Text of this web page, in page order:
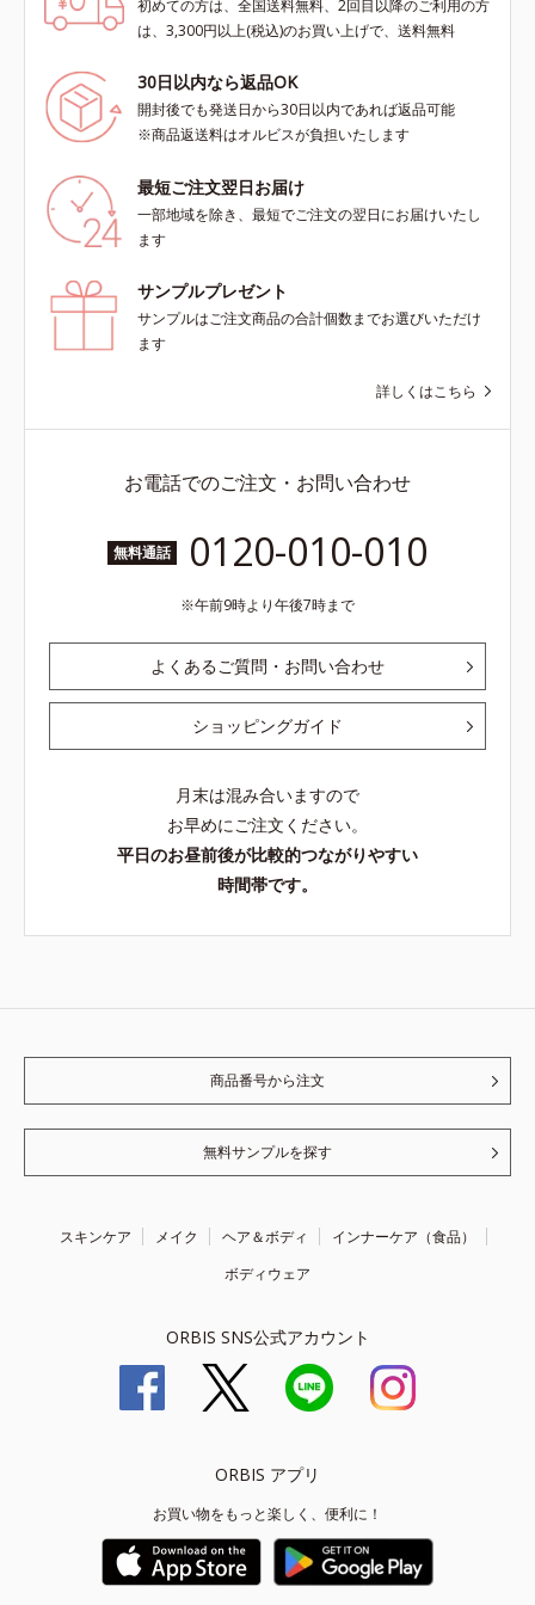
初めての方は、全国送料無料、2回目以降のご利用の方
は、3,300円以上(税込)のお買い上げで、送料無料
30日以内なら返品OK
開封後でも発送日から30日以内であれば返品可能
※商品返送料はオルビスが負担いたします
最短ご注文翌日お届け
一部地域を除き、最短でご注文の翌日にお届けいたし
ます
サンプルプレゼント
サンプルはご注文商品の合計個数までお選びいただけ
ます
詳しくはこちら
お電話でのご注文・お問い合わせ
無料通話 0120-010-010
午前9時より午後7時まで
よくあるご質問・お問い合わせ
ショッピングガイド
月末は混み合いますので
お早めにご注文ください。
平日のお昼前後が比較的つながりやすい
時間帯です。
商品番号から注文
無料サンプルを探す
スキンケア メイク ヘア＆ボディ
インナーケア（食品）
ボディウェア
ORBIS SNS公式アカウント
ORBIS アプリ
お買い物をもっと楽しく、便利に！